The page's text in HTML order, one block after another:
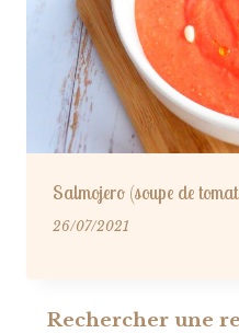
Salmojero (soupe de
26/07/2021
Rechercher une